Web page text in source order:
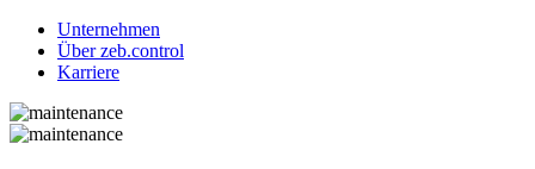
Unternehmen
Über zeb.control
Karriere